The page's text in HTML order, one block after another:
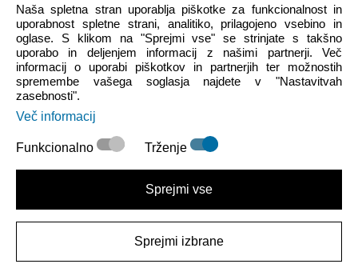
pomoč uporabnikom
Pon - Pet 8:00 - 16:00
Sob - Ned Zaprto
crocs.trgovina@intersocks.com
+386 25 371 454
Pošlji
Strinjam se sPolitiko zasebnosti.
Naša spletna stran uporablja piškotke za funkcionalnost in
uporabnost spletne strani, analitiko, prilagojeno vsebino in
oglase. S klikom na "Sprejmi vse" se strinjate s takšno
uporabo in deljenjem informacij z našimi partnerji. Več
informacij o uporabi piškotkov in partnerjih ter možnostih
spremembe vašega soglasja najdete v "Nastavitvah
zasebnosti".
Več informacij
Funkcionalno Trženje
Sprejmi vse
Sprejmi izbrane